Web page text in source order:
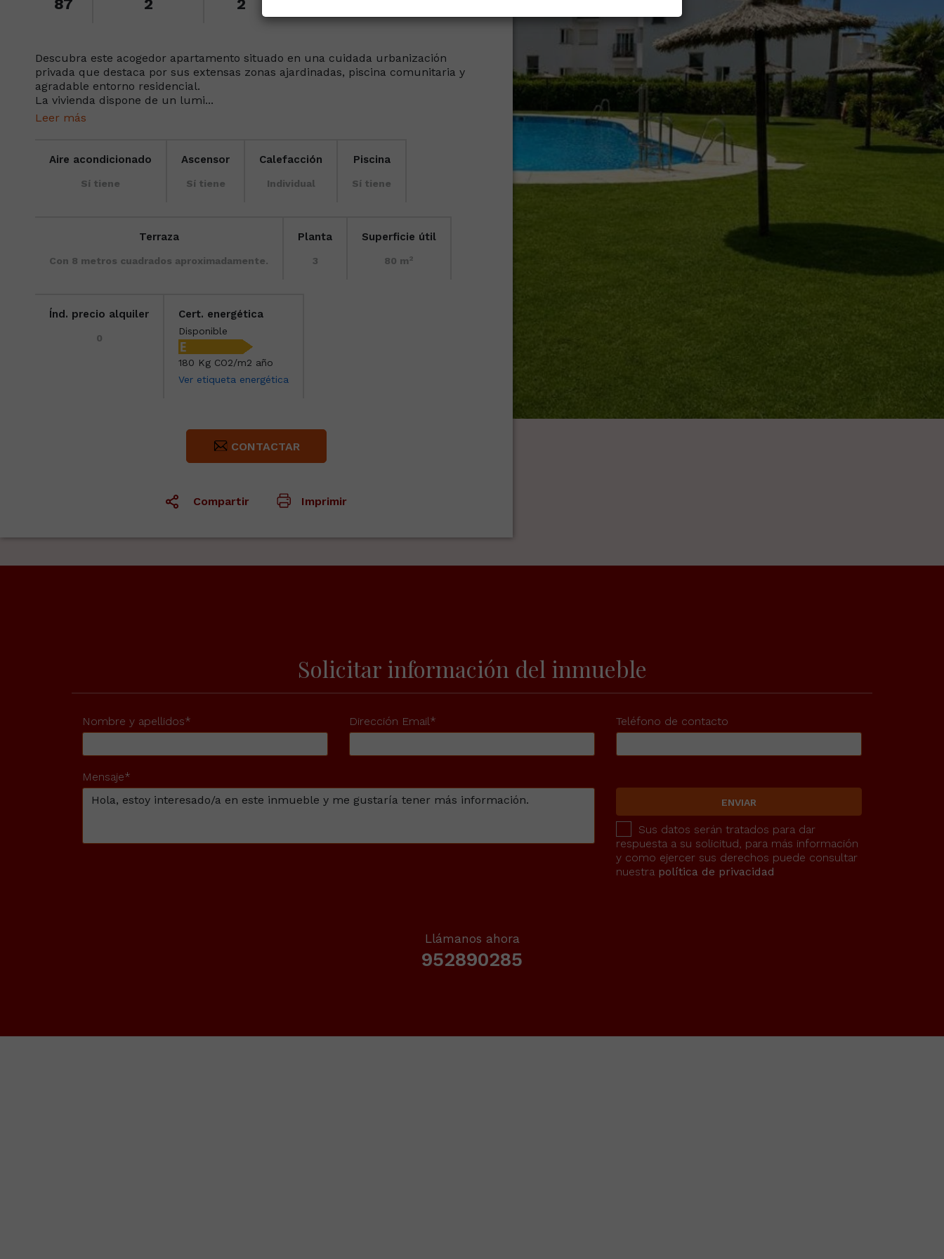
87 2 2
Descubra este acogedor apartamento situado en una cuidada urbanización
privada que destaca por sus extensas zonas ajardinadas, piscina comunitaria y
agradable entorno residencial.
La vivienda dispone de un lumi...
Leer más
Aire acondicionado
Sí tiene
Ascensor
Sí tiene
Calefacción
Individual
Piscina
Sí tiene
Terraza
Con 8 metros cuadrados aproximadamente.
Planta
3
Superficie útil
80 m2
Índ. precio alquiler
0
Cert. energética
Disponible
180 Kg CO2/m2 año
Ver etiqueta energética
CONTACTAR
Compartir Imprimir
Solicitar información del inmueble
Nombre y apellidos* Dirección Email* Teléfono de contacto
Mensaje*
ENVIAR
Sus datos serán tratados para dar
respuesta a su solicitud, para más información
y como ejercer sus derechos puede consultar
nuestra política de privacidad
Llámanos ahora
952890285